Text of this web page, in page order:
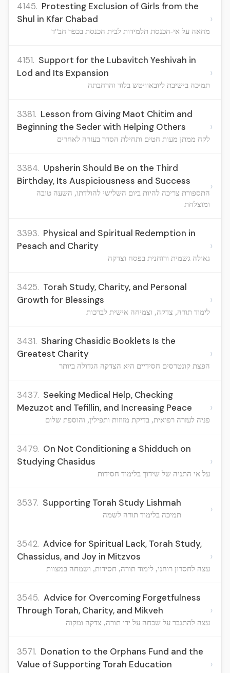
4145. Protesting Exclusion of Girls from the
Shul in Kfar Chabad
מחאה על אי-הכנסת תלמידות לבית הכנסת בכפר חב"ד
›
4151. Support for the Lubavitch Yeshivah in
Lod and Its Expansion
תמיכה בישיבת ליובאוויטש בלוד והרחבתה
›
3381. Lesson from Giving Maot Chitim and
Beginning the Seder with Helping Others
לקח ממתן מעות חטים ותחילת הסדר בעזרה לאחרים
›
3384. Upsherin Should Be on the Third
Birthday, Its Auspiciousness and Success
התספורת צריכה להיות ביום השלישי להולדתו, השעה טובה
ומוצלחת
›
3393. Physical and Spiritual Redemption in
Pesach and Charity
גאולה גשמית ורוחנית בפסח וצדקה
›
3425. Torah Study, Charity, and Personal
Growth for Blessings
לימוד תורה, צדקה, וצמיחה אישית לברכות
›
3431. Sharing Chasidic Booklets Is the
Greatest Charity
הפצת קונטרסים חסידיים היא הצדקה הגדולה ביותר
›
3437. Seeking Medical Help, Checking
Mezuzot and Tefillin, and Increasing Peace
פניה לעזרה רפואית, בדיקת מזוזות ותפילין, והוספת שלום
›
3479. On Not Conditioning a Shidduch on
Studying Chasidus
על אי התניה של שידוך בלימוד חסידות
›
3537. Supporting Torah Study Lishmah
תמיכה בלימוד תורה לשמה ›
3542. Advice for Spiritual Lack, Torah Study,
Chassidus, and Joy in Mitzvos
עצה לחסרון רוחני, לימוד תורה, חסידות, ושמחה במצוות
›
3545. Advice for Overcoming Forgetfulness
Through Torah, Charity, and Mikveh
עצה להתגבר על שכחה על ידי תורה, צדקה ומקוה
›
3571. Donation to the Orphans Fund and the
Value of Supporting Torah Education
›